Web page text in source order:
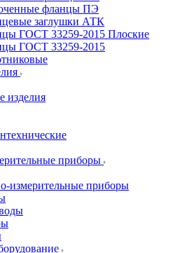
фланцы ПЭ
заглушки АТК
ГОСТ 33259-2015 Плоские
ГОСТ 33259-2015
изделия
приборы
измерительные приборы